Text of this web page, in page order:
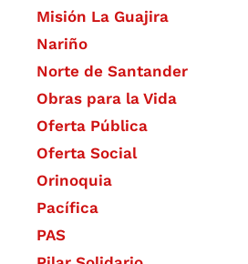
Misión La Guajira
Nariño
Norte de Santander
Obras para la Vida
Oferta Pública
Oferta Social​​
Orinoquia
Pacífica
PAS